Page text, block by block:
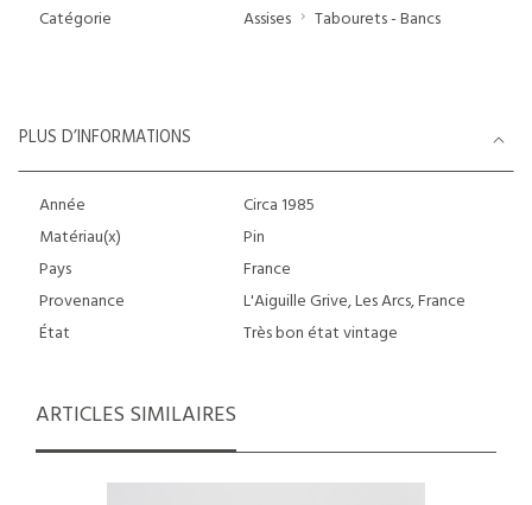
Catégorie
Assises Tabourets - Bancs
PLUS D’INFORMATIONS
Année
Circa 1985
Matériau(x)
Pin
Pays
France
Provenance
L'Aiguille Grive, Les Arcs, France
État
Très bon état vintage
ARTICLES SIMILAIRES